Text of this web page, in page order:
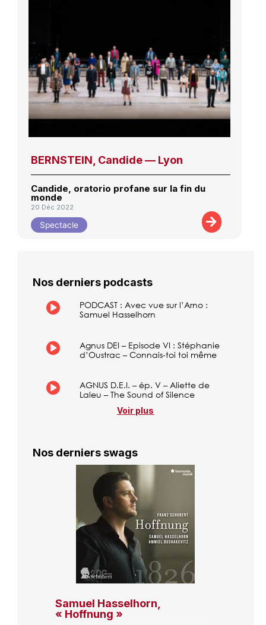
BERNSTEIN, Candide — Lyon
Candide, oratorio profane sur la fin du
monde
20 Déc 2022
Spectacle
Nos derniers podcasts
PODCAST : Avec vue sur l’Arno :
Samuel Hasselhorn
Agnus DEI – Episode VI : Stéphanie
d’Oustrac – Connais-toi toi même
AGNUS D.E.I. – ép. V – Aliette de
Laleu – The Sound of Silence
Voir plus
Nos derniers swags
Samuel Hasselhorn,
« Hoffnung »